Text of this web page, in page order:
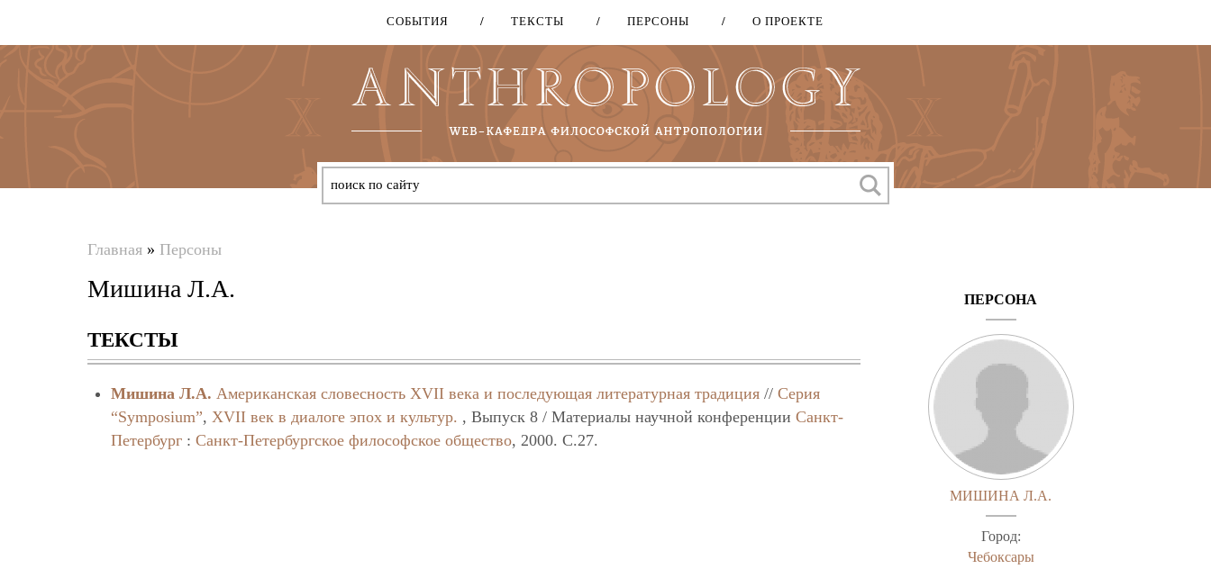
Перейти
основному
содержанию
СОБЫТИЯ ТЕКСТЫ ПЕРСОНЫ О ПРОЕКТЕ
здесь
Главная » Персоны
Мишина Л.А.
ТЕКСТЫ
Мишина Л.А. Американская словесность XVII века и последующая литературная традиция //Серия
“Symposium”, XVII век в диалоге эпох и культур. , Выпуск 8 / Материалы научной конференцииСанкт-
Петербург :Санкт-Петербургское философское общество, 2000. C.27.
ПЕРСОНА
МИШИНА Л.А.
Город:
Чебоксары